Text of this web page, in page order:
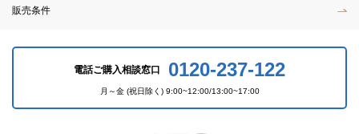
販売条件
電話ご購入相談窓口 0120-237-122
月～金 (祝日除く) 9:00~12:00/13:00~17:00